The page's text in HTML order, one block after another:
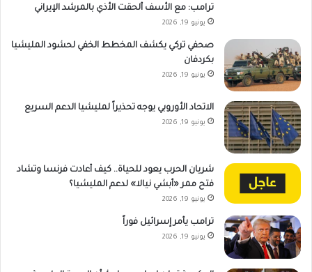
ترامب: مع الأسف ألحقت الأذي بالمرشد الإيراني
يونيو 19, 2026
صحفي تركي يكشف المخطط الخفي لحشود المليشيا
بكردفان
يونيو 19, 2026
الاتحاد الأوروبي يوجه تحذيراً لمليشيا الدعم السريع
يونيو 19, 2026
شريان الحرب يعود للحياة.. كيف أعادت فرنسا وتشاد
فتح ممر «أبشي نيالا» لدعم المليشيا؟
يونيو 19, 2026
ترامب يأمر إسرائيل فوراً
يونيو 19, 2026